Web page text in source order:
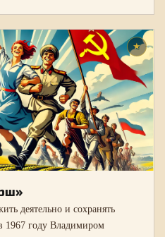
★
деятельно и сохранять
1967 году Владимиром